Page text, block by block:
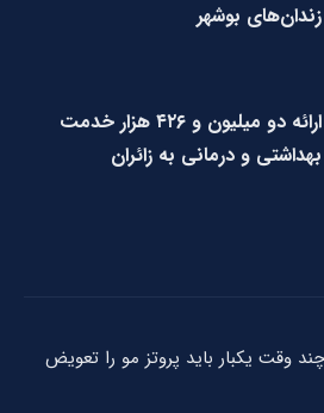
زندان‌های بوشهر
ارائه دو میلیون و ۴۲۶ هزار خدمت
بهداشتی و درمانی به زائران
چند وقت یکبار باید پروتز مو را تعویض